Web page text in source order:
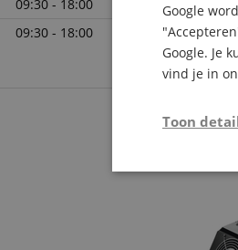
09:30 - 18:00
09:30 - 18:00
Google
Google. Je
vind je in
Toon